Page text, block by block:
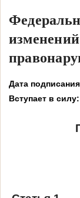
Дата
Вступает в силу: